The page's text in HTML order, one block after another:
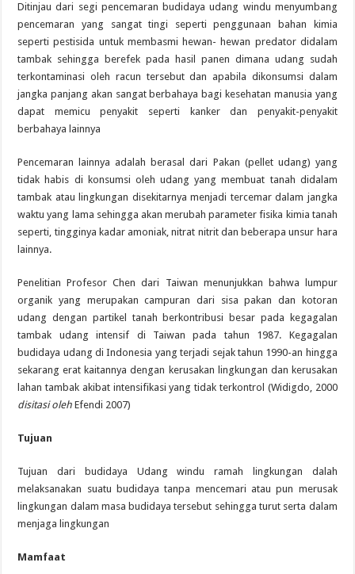
Ditinjau dari segi pencemaran budidaya udang windu menyumbang
pencemaran yang sangat tingi seperti penggunaan bahan kimia
seperti pestisida untuk membasmi hewan- hewan predator didalam
tambak sehingga berefek pada hasil panen dimana udang sudah
terkontaminasi oleh racun tersebut dan apabila dikonsumsi dalam
jangka panjang akan sangat berbahaya bagi kesehatan manusia yang
dapat memicu penyakit seperti kanker dan penyakit-penyakit
berbahaya lainnya
Pencemaran lainnya adalah berasal dari Pakan (pellet udang) yang
tidak habis di konsumsi oleh udang yang membuat tanah didalam
tambak atau lingkungan disekitarnya menjadi tercemar dalam jangka
waktu yang lama sehingga akan merubah parameter fisika kimia tanah
seperti, tingginya kadar amoniak, nitrat nitrit dan beberapa unsur hara
lainnya.
Penelitian Profesor Chen dari Taiwan menunjukkan bahwa lumpur
organik yang merupakan campuran dari sisa pakan dan kotoran
udang dengan partikel tanah berkontribusi besar pada kegagalan
tambak udang intensif di Taiwan pada tahun 1987. Kegagalan
budidaya udang di Indonesia yang terjadi sejak tahun 1990-an hingga
sekarang erat kaitannya dengan kerusakan lingkungan dan kerusakan
lahan tambak akibat intensifikasi yang tidak terkontrol (Widigdo, 2000
disitasi oleh Efendi 2007)
Tujuan
Tujuan dari budidaya Udang windu ramah lingkungan dalah
melaksanakan suatu budidaya tanpa mencemari atau pun merusak
lingkungan dalam masa budidaya tersebut sehingga turut serta dalam
menjaga lingkungan
Mamfaat